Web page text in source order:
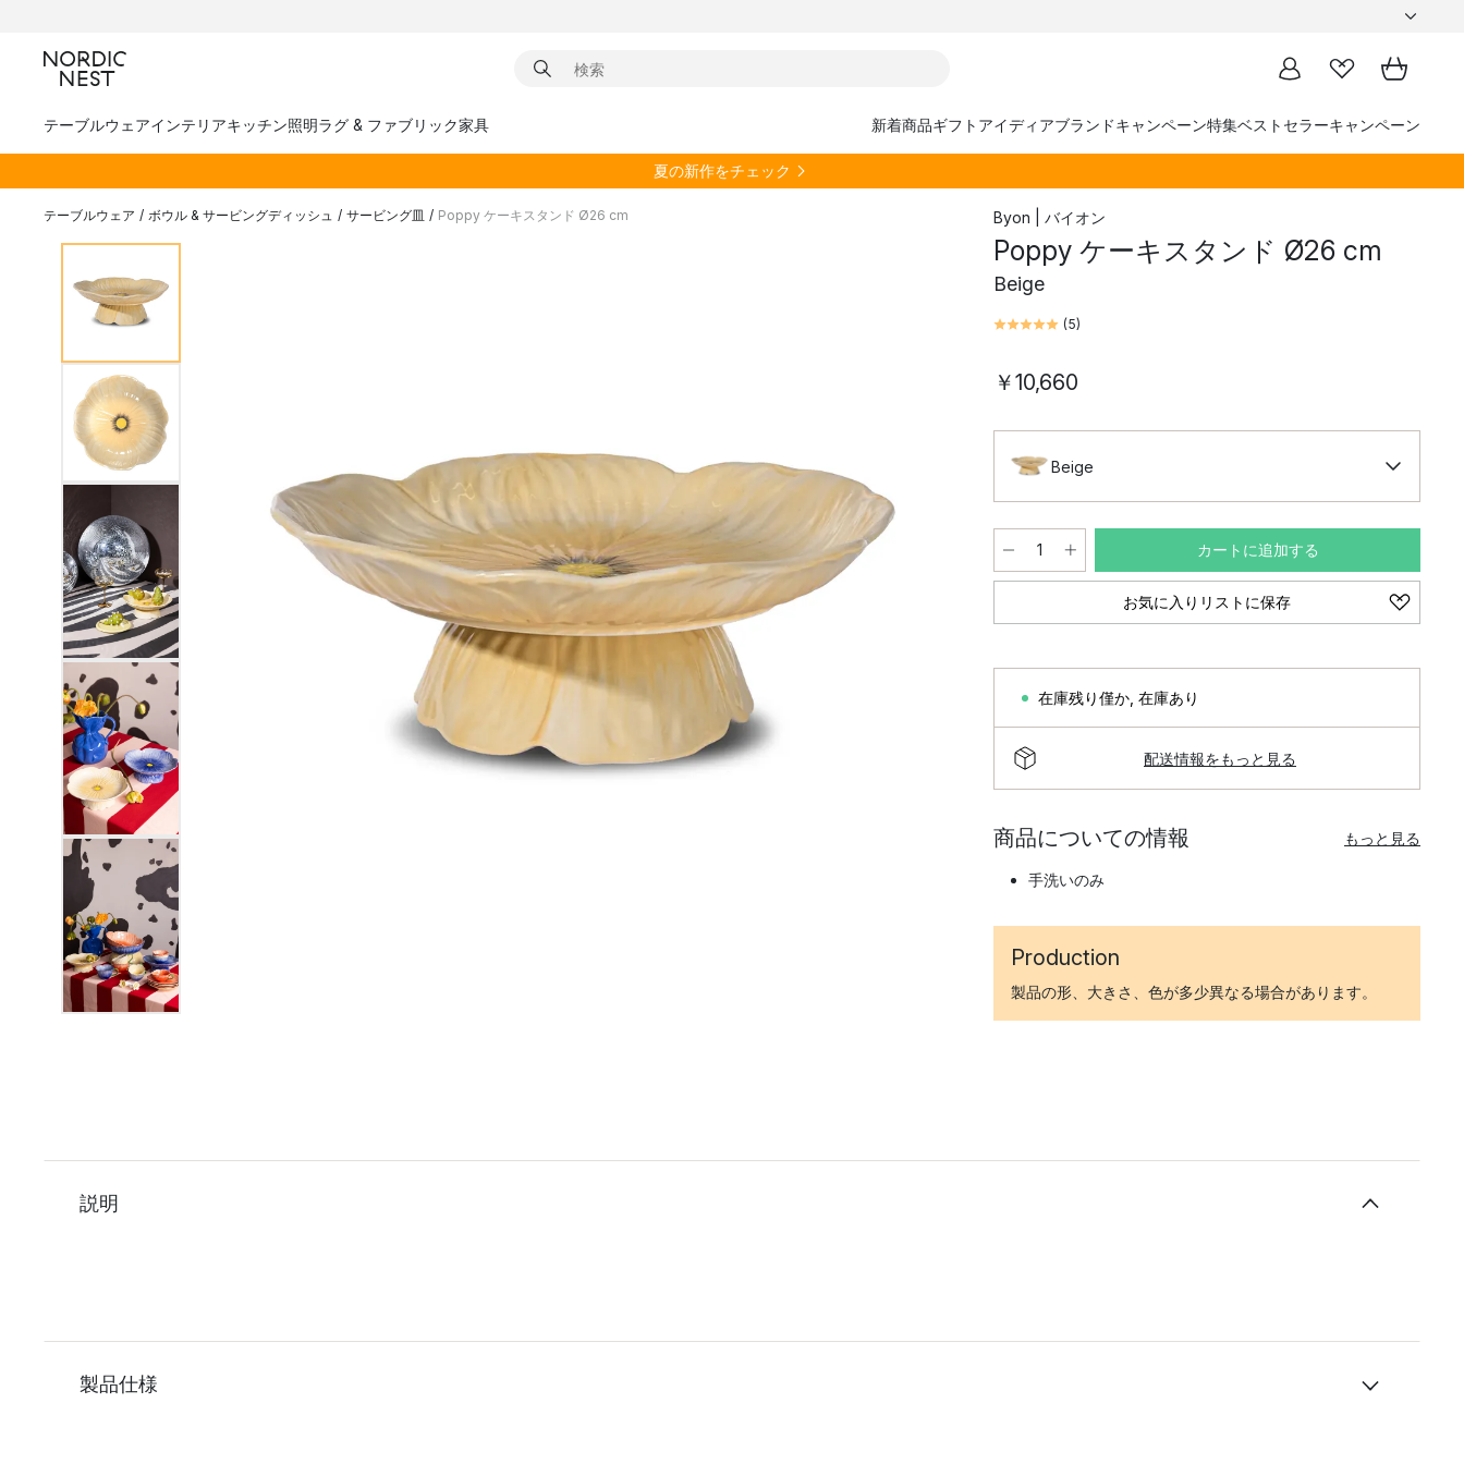
テーブルウェアインテリアキッチン照明ラグ & ファブリック家具 新着商品ギフトアイディアブランドキャンペーン特集ベストセラーキャンペーン
夏の新作をチェック
テーブルウェア / ボウル & サービングディッシュ / サービング皿 / Poppy ケーキスタンド Ø26 cm Byon | バイオン
Poppy ケーキスタンド Ø26 cm
Beige
(5)
￥10,660
Beige
カートに追加する
お気に入りリストに保存
在庫残り僅か 在庫あり
配送情報をもっと見る
商品についての情報 もっと見る
手洗いのみ
Production
製品の形、大きさ、色が多少異なる場合があります。
説明
製品仕様